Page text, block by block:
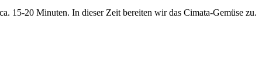
15-20 Minuten. In dieser Zeit bereiten wir das Cimata-Gemüse zu.